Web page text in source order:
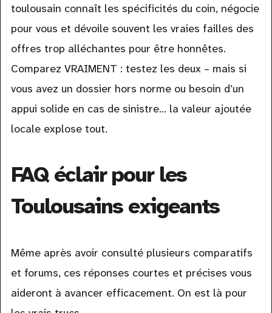
toulousain connaît les spécificités du coin, négocie
pour vous et dévoile souvent les vraies failles des
offres trop alléchantes pour être honnêtes.
Comparez VRAIMENT : testez les deux – mais si
vous avez un dossier hors norme ou besoin d’un
appui solide en cas de sinistre… la valeur ajoutée
locale explose tout.
FAQ éclair pour les
Toulousains exigeants
Même après avoir consulté plusieurs comparatifs
et forums, ces réponses courtes et précises vous
aideront à avancer efficacement. On est là pour